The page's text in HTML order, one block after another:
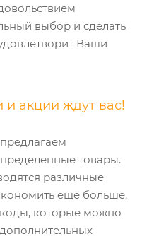
выбор и сделать
Ваши
акции ждут вас!
товары.
различные
еще больше.
которые можно